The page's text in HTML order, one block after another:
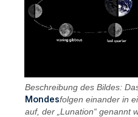
Beschreibung des Bildes:
Mondesfolgen einander in
auf, der „Lunation“ genannt